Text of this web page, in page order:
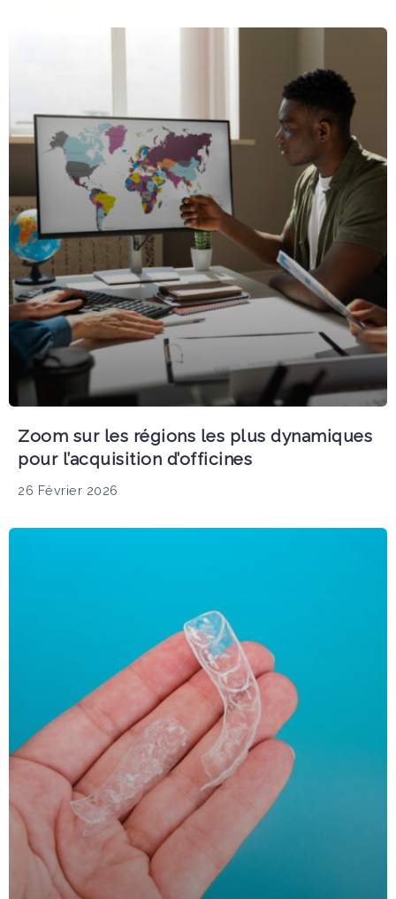
Zoom sur les régions les plus dynamiques
pour l’acquisition d’officines
26 Février 2026